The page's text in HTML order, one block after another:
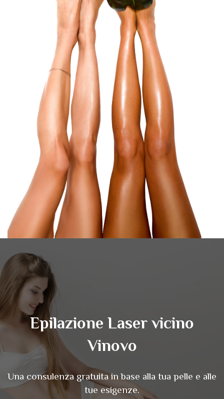
Epilazione Laser vicino
Vinovo
Una consulenza gratuita in base alla tua pelle e alle
tue esigenze.